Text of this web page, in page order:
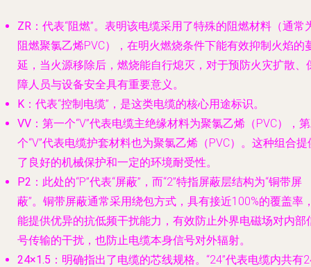
ZR ：代表“阻燃”。表明该电缆采用了特殊的阻燃材料（通常
阻燃聚氯乙烯PVC），在明火燃烧条件下能有效抑制火焰的
延，当火源移除后，燃烧能自行熄灭，对于预防火灾扩散、
障人员与设备安全具有重要意义。
K ：代表“控制电缆”，是这类电缆的核心用途标识。
VV ：第一个“V”代表电缆主绝缘材料为聚氯乙烯（PVC），
个“V”代表电缆护套材料也为聚氯乙烯（PVC）。这种组合提
了良好的机械保护和一定的环境耐受性。
P2 ：此处的“P”代表“屏蔽”，而“2”特指屏蔽层结构为“铜带屏
蔽”。铜带屏蔽通常采用绕包方式，具有接近100%的覆盖率
能提供优异的抗低频干扰能力，有效防止外界电磁场对内部
号传输的干扰，也防止电缆本身信号对外辐射。
24×1.5 ：明确指出了电缆的芯线规格。“24”代表电缆内共有